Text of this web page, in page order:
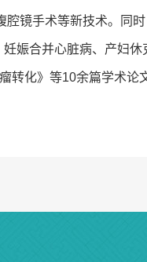
镜手术等新技术。同
娠合并心脏病、产妇
转化》等10余篇学术论